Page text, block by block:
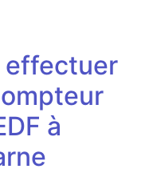
effectuer
à